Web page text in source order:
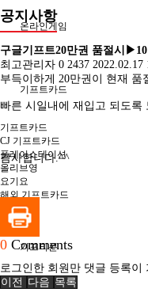
온라인게임
기프트카드
기프트카드
CJ 기프트카드
플레이스테이션
올리브영
요기요
해외 기프트카드
기프티콘
공지사항
구글기프트20만권 품절시
최고관리자 0 2437 2022.02.17
부득이하게 20만권이 현재 품
빠른 시일내에 재입고 되도록
감사합니다.^^
0 Comments
로그인한 회원만 댓글 등록이
이전 다음 목록